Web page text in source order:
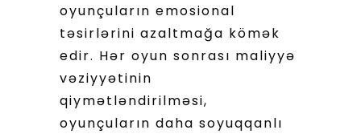
oyunçuların emosional
təsirlərini azaltmağa kömək
edir. Hər oyun sonrası maliyyə
vəziyyətinin
qiymətləndirilməsi,
oyunçuların daha soyuqqanlı